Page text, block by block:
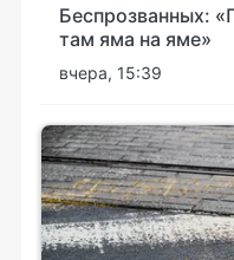
Беспрозванных:
там яма на яме»
вчера, 15:39